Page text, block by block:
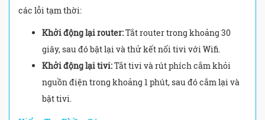
các lỗi tạm thời:
Khởi động lại router:Tắt router trong khoảng 30
giây, sau đó bật lại và thử kết nối tivi với Wifi.
Khởi động lại tivi:Tắt tivi và rút phích cắm khỏi
nguồn điện trong khoảng 1 phút, sau đó cắm lại và
bật tivi.